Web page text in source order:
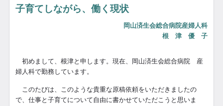
子育てしながら、働く現状
岡山済生会総合病院産婦人科
根 津 優 子
初めまして、根津と申します。現在、岡山済生会総合病院 産
婦人科で勤務しています。
このたびは、このような貴重な原稿依頼をいただきましたの
で、仕事と子育てについて自由に書かせていただこうと思いま